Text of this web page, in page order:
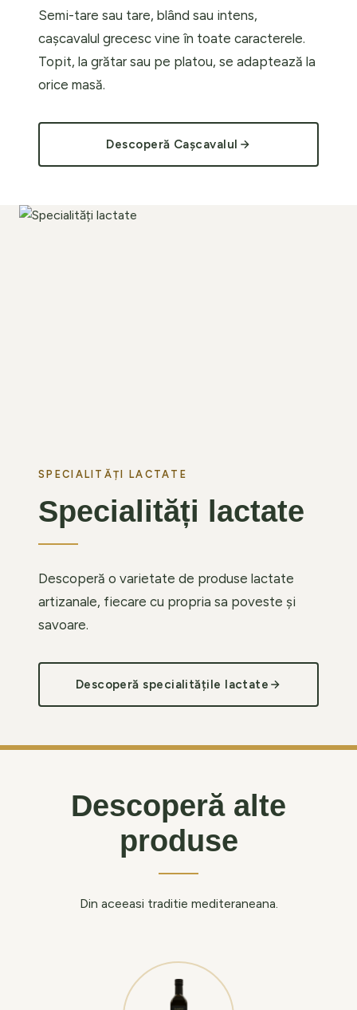
Despre noi
Contact
Semi-tare sau tare, blând sau intens,
cașcavalul grecesc vine în toate caracterele.
Topit, la grătar sau pe platou, se adaptează la
orice masă.
Descoperă Cașcavalul
SPECIALITĂȚI LACTATE
Specialități lactate
Descoperă o varietate de produse lactate
artizanale, fiecare cu propria sa poveste și
savoare.
Descoperă specialitățile lactate
Descoperă alte
produse
Din aceeasi traditie mediteraneana.